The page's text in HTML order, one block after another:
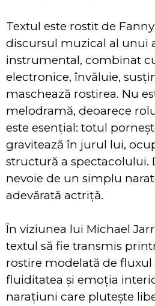
Textul este rostit de
discursul muzical al unui
instrumental, combinat
electronice, învăluie,
maschează rostirea. Nu
melodramă, deoarece
este esențial: totul
gravitează în jurul lui,
structură a spectacolului.
nevoie de un simplu
adevărată actriță.
În viziunea lui Michael
textul să fie transmis
rostire modelată de
fluiditatea și emoția
narațiuni care plutește